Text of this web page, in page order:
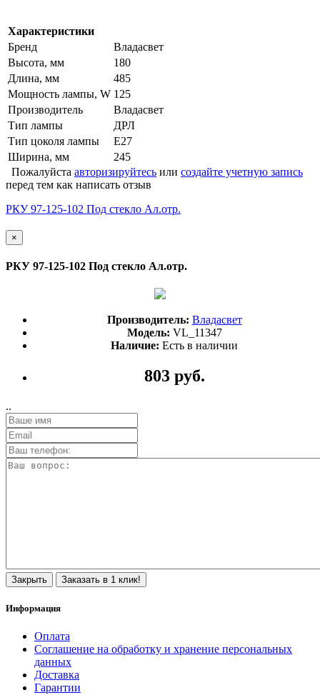
Характеристики
Бренд
Владасвет
Высота, мм
180
Длина, мм
485
Мощность лампы, W 125
Производитель
Владасвет
Тип лампы
ДРЛ
Тип цоколя лампы
Е27
Ширина, мм
245
Пожалуйста авторизируйтесь или создайте учетную запись
перед тем как написать отзыв
РКУ 97-125-102 Под стекло Ал.отр.
×
РКУ 97-125-102 Под стекло Ал.отр.
Производитель: Владасвет
Модель: VL_11347
Наличие: Есть в наличии
803 руб.
..
Закрыть Заказать в 1 клик!
Информация
Оплата
Соглашение на обработку и хранение персональных
данных
Доставка
Гарантии